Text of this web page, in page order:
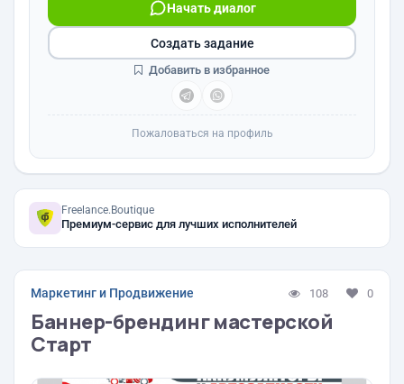
Начать диалог
Создать задание
Добавить в избранное
Пожаловаться на профиль
Freelance.Boutique
Премиум-сервис для лучших исполнителей
Маркетинг и Продвижение 108 0
Баннер-брендинг мастерской
Старт